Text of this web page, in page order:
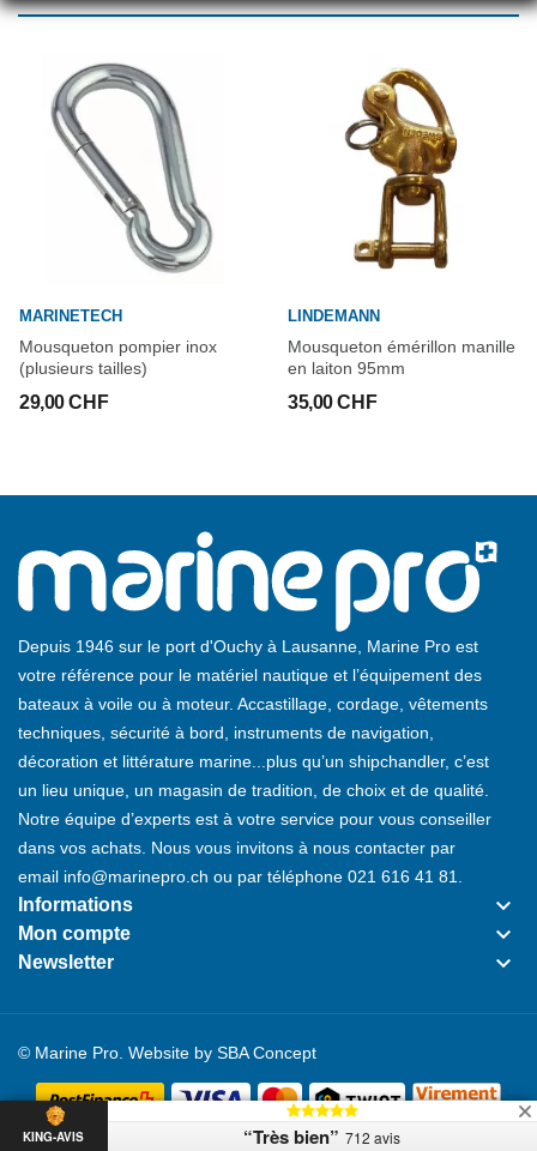
MARINETECH
Mousqueton pompier inox
(plusieurs tailles)
29,00 CHF
LINDEMANN
Mousqueton émérillon manille
en laiton 95mm
35,00 CHF
Depuis 1946 sur le port d'Ouchy à Lausanne, Marine Pro est
votre référence pour le matériel nautique et l’équipement des
bateaux à voile ou à moteur. Accastillage, cordage, vêtements
techniques, sécurité à bord, instruments de navigation,
décoration et littérature marine...plus qu’un shipchandler, c’est
un lieu unique, un magasin de tradition, de choix et de qualité.
Notre équipe d’experts est à votre service pour vous conseiller
dans vos achats. Nous vous invitons à nous contacter par
email info@marinepro.ch ou par téléphone 021 616 41 81
Informations keyboard_arrow_down
Mon compte keyboard_arrow_down
Newsletter keyboard_arrow_down
© Marine Pro. Website by SBA Concept
KING-AVIS “Très bien” 712 avis